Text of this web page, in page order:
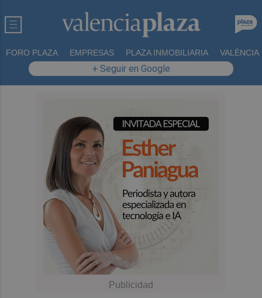
FORO PLAZA EMPRESAS PLAZA INMOBILIARIA VALÈNCIA
+ Seguir en Google